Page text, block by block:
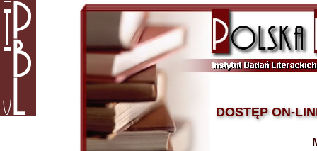
DOSTĘP ON-